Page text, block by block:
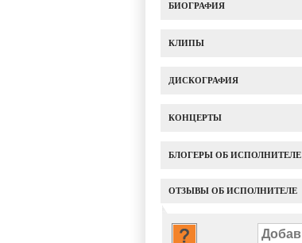
БИОГРАФИЯ
КЛИПЫ
ДИСКОГРАФИЯ
КОНЦЕРТЫ
БЛОГЕРЫ ОБ ИСПОЛНИТЕЛЕ
ОТЗЫВЫ ОБ ИСПОЛНИТЕЛЕ